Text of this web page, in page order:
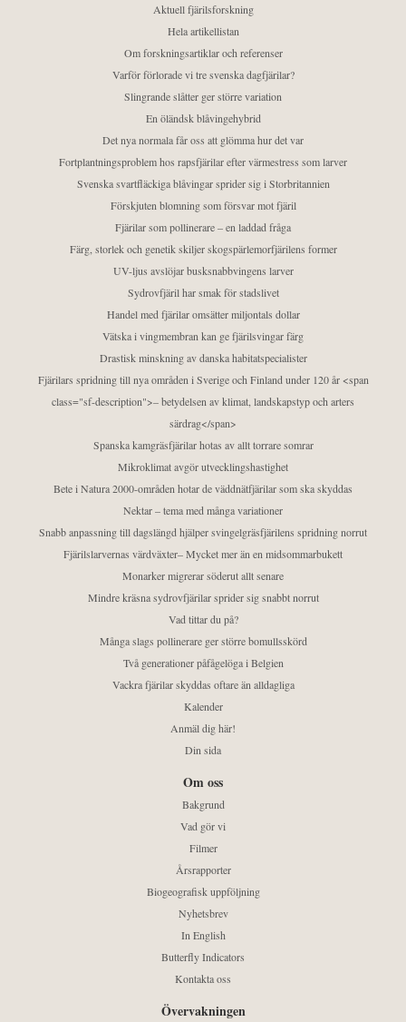
Aktuell fjärilsforskning
Hela artikellistan
Om forskningsartiklar och referenser
Varför förlorade vi tre svenska dagfjärilar?
Slingrande slåtter ger större variation
En öländsk blåvingehybrid
Det nya normala får oss att glömma hur det var
Fortplantningsproblem hos rapsfjärilar efter värmestress som larver
Svenska svartfläckiga blåvingar sprider sig i Storbritannien
Förskjuten blomning som försvar mot fjäril
Fjärilar som pollinerare – en laddad fråga
Färg, storlek och genetik skiljer skogspärlemorfjärilens former
UV-ljus avslöjar busksnabbvingens larver
Sydrovfjäril har smak för stadslivet
Handel med fjärilar omsätter miljontals dollar
Vätska i vingmembran kan ge fjärilsvingar färg
Drastisk minskning av danska habitatspecialister
Fjärilars spridning till nya områden i Sverige och Finland under 120 år <span
class="sf-description">– betydelsen av klimat, landskapstyp och arters
särdrag</span>
Spanska kamgräsfjärilar hotas av allt torrare somrar
Mikroklimat avgör utvecklingshastighet
Bete i Natura 2000-områden hotar de väddnätfjärilar som ska skyddas
Nektar – tema med många variationer
Snabb anpassning till dagslängd hjälper svingelgräsfjärilens spridning norrut
Fjärilslarvernas värdväxter– Mycket mer än en midsommarbukett
Monarker migrerar söderut allt senare
Mindre kräsna sydrovfjärilar sprider sig snabbt norrut
Vad tittar du på?
Många slags pollinerare ger större bomullsskörd
Två generationer påfågelöga i Belgien
Vackra fjärilar skyddas oftare än alldagliga
Kalender
Anmäl dig här!
Din sida
Om oss
Bakgrund
Vad gör vi
Filmer
Årsrapporter
Biogeografisk uppföljning
Nyhetsbrev
In English
Butterfly Indicators
Kontakta oss
Övervakningen